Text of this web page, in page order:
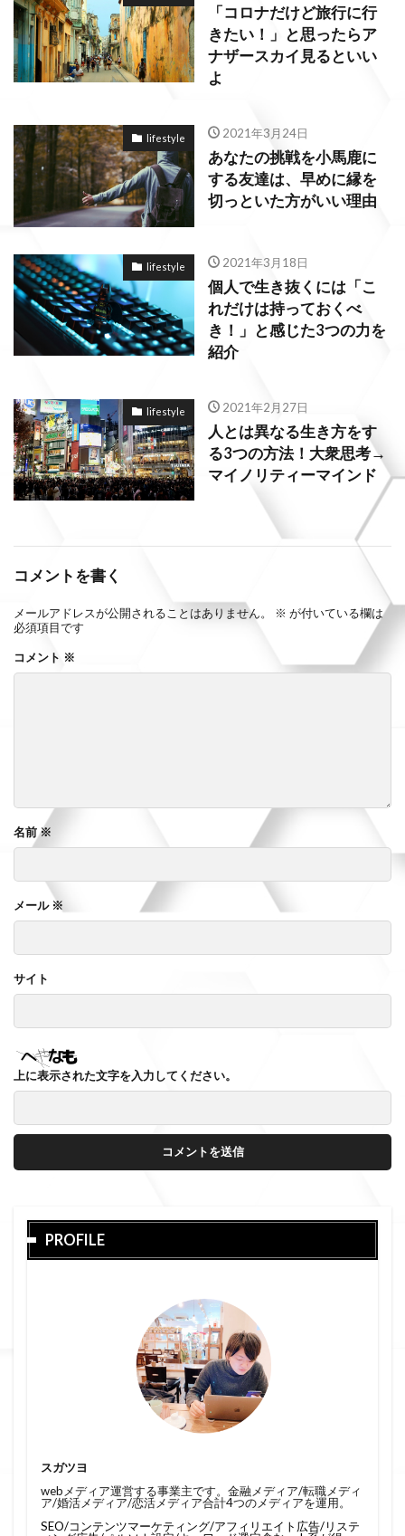
「コロナだけど旅行に行
きたい！」と思ったらア
ナザースカイ見るといい
よ
lifestyle 2021年3月24日
あなたの挑戦を小馬鹿に
する友達は、早めに縁を
切っといた方がいい理由
lifestyle 2021年3月18日
個人で生き抜くには「こ
れだけは持っておくべ
き！」と感じた3つの力を
紹介
lifestyle 2021年2月27日
人とは異なる生き方をす
る3つの方法！大衆思考→
マイノリティーマインド
コメントを書く
メールアドレスが公開されることはありません。 ※ が付いている欄は
必須項目です
コメント ※
名前※
メール ※
サイト
上に表示された文字を入力してください。
PROFILE
スガツヨ
webメディア運営する事業主です。金融メディア/転職メディ
ア/婚活メディア/恋活メディア合計4つのメディアを運用。
SEO/コンテンツマーケティング/アフィリエイト広告/リステ